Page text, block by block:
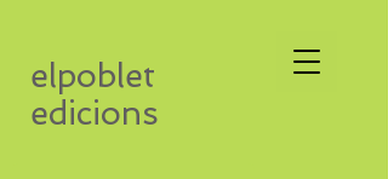
elpoblet
edicions